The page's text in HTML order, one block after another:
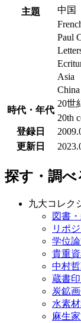
主題
中国
Paul
Asia
China
時代・年代
20世
20th
登録日
更新日
探す・調べ
九大コレク
図書
リポ
学位
貴重
中村
蔵書
炭鉱
水素
麻生